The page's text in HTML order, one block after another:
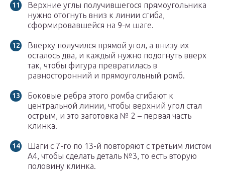
Верхние углы получившегося прямоугольника
нужно отогнуть вниз к линии сгиба,
сформировавшейся на 9-м шаге.
Вверху получился прямой угол, а внизу их
осталось два, и каждый нужно подогнуть вверх
так, чтобы фигура превратилась в
равносторонний и прямоугольный ромб.
Боковые ребра этого ромба сгибают к
центральной линии, чтобы верхний угол стал
острым, и это заготовка № 2 – первая часть
клинка.
Шаги с 7-го по 13-й повторяют с третьим листом
А4, чтобы сделать деталь №3, то есть вторую
половину клинка.